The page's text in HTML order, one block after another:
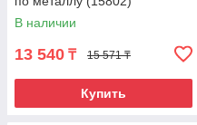
В наличии
13 540 ₸ 15 571 ₸
Купить